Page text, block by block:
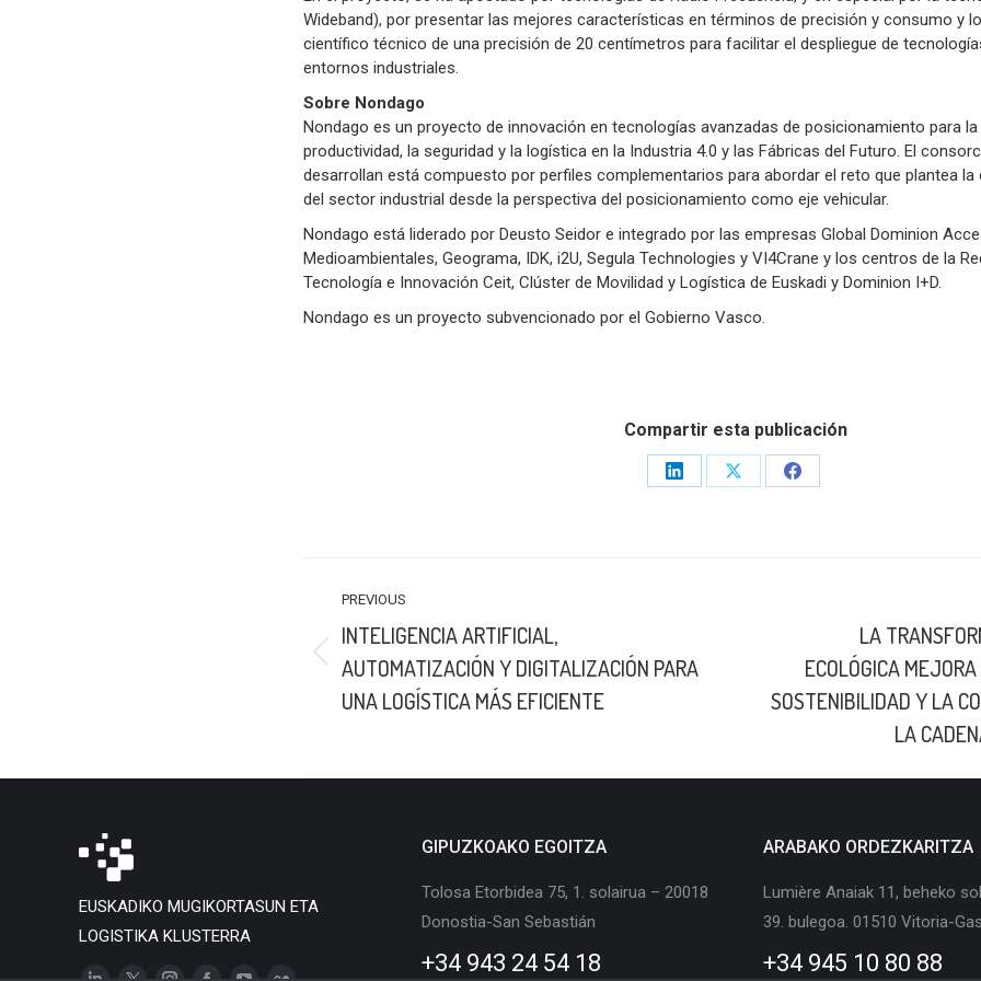
Wideband), por presentar las mejores características en términos de precisión y consumo y
científico técnico de una precisión de 20 centímetros para facilitar el despliegue de
entornos industriales.
Sobre Nondago
Nondago es un proyecto de innovación en tecnologías avanzadas de posicionamiento para
productividad, la seguridad y la logística en la Industria 4.0 y las Fábricas del Futuro. El
desarrollan está compuesto por perfiles complementarios para abordar el reto que plantea
del sector industrial desde la perspectiva del posicionamiento como eje vehicular.
Nondago está liderado por Deusto Seidor e integrado por las empresas Global Dominion
Medioambientales, Geograma, IDK, i2U, Segula Technologies y VI4Crane y los centros de la
Tecnología e Innovación Ceit, Clúster de Movilidad y Logística de Euskadi y Dominion I+D.
Nondago es un proyecto subvencionado por el Gobierno Vasco.
Compartir esta publicación
Share
Share
Share
NAVIGATION
PREVIOUS
Previous
INTELIGENCIA ARTIFICIAL,
AUTOMATIZACIÓN Y DIGITALIZACIÓN PARA
UNA LOGÍSTICA MÁS EFICIENTE
post:
LA
ECOLÓGICA
SOSTENIBILIDAD Y LA
LA
EUSKADIKO MUGIKORTASUN ETA
LOGISTIKA KLUSTERRA
GIPUZKOAKO EGOITZA
Tolosa Etorbidea 75, 1. solairua – 20018
Donostia-San Sebastián
+34 943 24 54 18
ARABAKO ORDEZKARITZA
Lumière Anaiak 11, beheko
39. bulegoa. 01510 Vitoria-
+34 945 10 80 88